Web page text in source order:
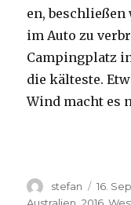
en,
im Auto zu
Campingplatz
die kälteste.
Wind macht es
Autor
stefan
am
16.
Australien_2016 ,